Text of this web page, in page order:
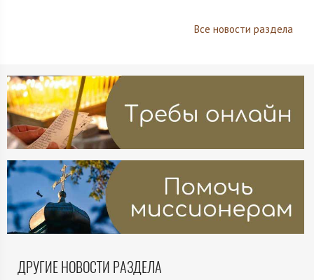
Все новости раздела
ДРУГИЕ НОВОСТИ РАЗДЕЛА